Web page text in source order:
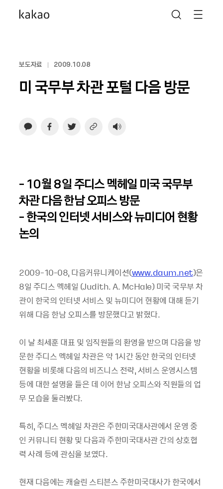
보도자료 2009.10.08
미 국무부 차관 포털 다음 방문
- 10월 8일 주디스 멕헤일 미국 국무부
차관 다음 한남 오피스 방문
- 한국의 인터넷 서비스와 뉴미디어 현황
논의
2009-10-08, 다음커뮤니케이션(www.daum.net)은
8일 주디스 멕헤일 (Judith. A. McHale) 미국 국무부 차
관이 한국의 인터넷 서비스 및 뉴미디어 현황에 대해 듣기
위해 다음 한남 오피스를 방문했다고 밝혔다.
이 날 최세훈 대표 및 임직원들의 환영을 받으며 다음을 방
문한 주디스 멕헤일 차관은 약 1시간 동안 한국의 인터넷
현황을 비롯해 다음의 비즈니스 전략, 서비스 운영시스템
등에 대한 설명을 들은 데 이어 한남 오피스와 직원들의 업
무 모습을 둘러봤다.
특히, 주디스 멕헤일 차관은 주한미국대사관에서 운영 중
인 커뮤니티 현황 및 다음과 주한미국대사관 간의 상호협
력 사례 등에 관심을 보였다.
현재 다음에는 캐슬린 스티븐스 주한미국대사가 한국에서